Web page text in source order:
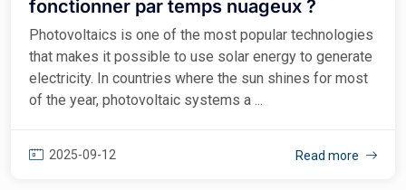
fonctionner par temps nuageux ?
Photovoltaics is one of the most popular technologies
that makes it possible to use solar energy to generate
electricity. In countries where the sun shines for most
of the year, photovoltaic systems a ...
2025-09-12 Read more